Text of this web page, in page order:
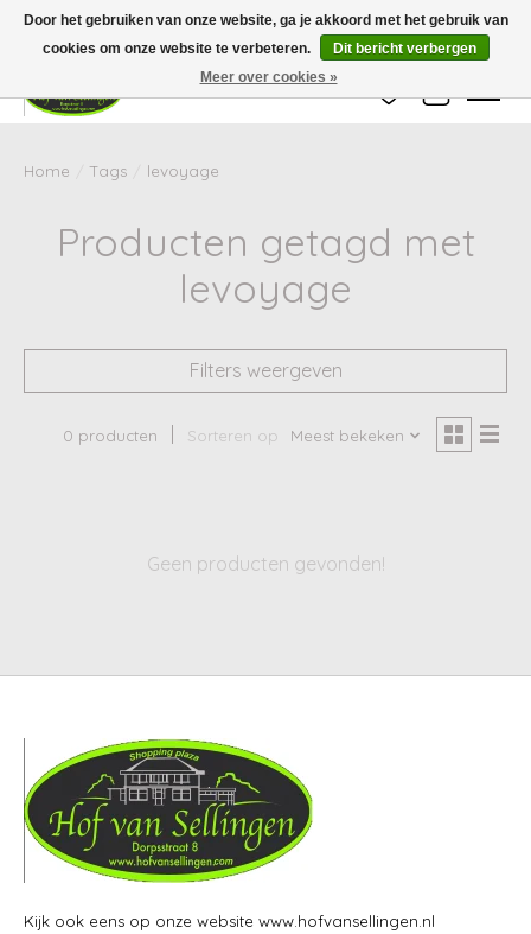
Wij zijn gesloten van 24 december tot en met 25 januari. Houd er rekening mee
dat de levertijd van uw bestelling in deze periode langer kan zijn dan
gebruikelijk.
Verlanglijst
Home Tags levoyage
Producten getagd met
levoyage
Filters weergeven
0 producten Sorteren op Meest bekeken
Geen producten gevonden!
Kijk ook eens op onze website www.hofvansellingen.nl
Door het gebruiken van onze website, ga je akkoord met het gebruik van
cookies om onze website te verbeteren.
Dit bericht verbergen
Meer over cookies »